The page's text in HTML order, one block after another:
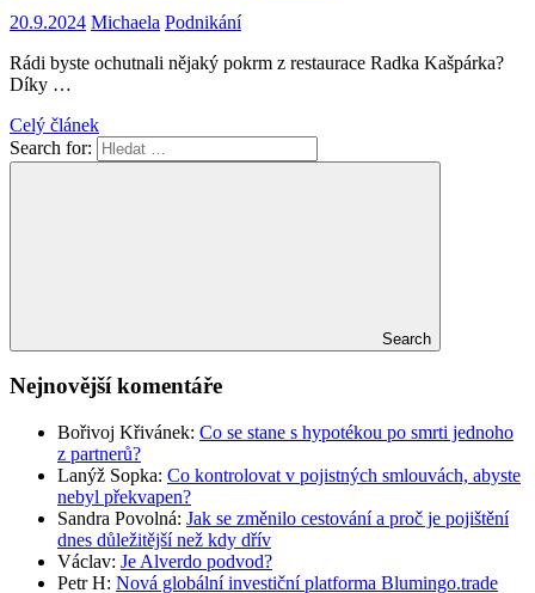
20.9.2024 Michaela Podnikání
Rádi byste ochutnali nějaký pokrm z restaurace Radka Kašpárka?
Díky …
Celý článek
Search for:
Search
Nejnovější komentáře
Bořivoj Křivánek: Co se stane s hypotékou po smrti jednoho
z partnerů?
Lanýž Sopka: Co kontrolovat v pojistných smlouvách, abyste
nebyl překvapen?
Sandra Povolná: Jak se změnilo cestování a proč je pojištění
dnes důležitější než kdy dřív
Václav: Je Alverdo podvod?
Petr H: Nová globální investiční platforma Blumingo.trade